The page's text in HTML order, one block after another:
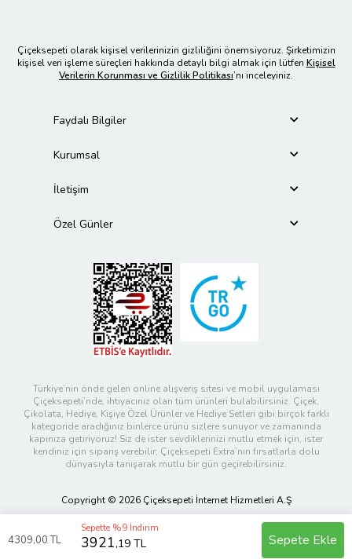
4309,00 TL
Sepette %9 İndirim
3921,19 TL Sepete Ekle
Çiçeksepeti olarak kişisel verilerinizin gizliliğini önemsiyoruz. Şirketimizin
kişisel veri işleme süreçleri hakkında detaylı bilgi almak için lütfen Kişisel
Verilerin Korunması ve Gizlilik Politikası’nı inceleyiniz.
Faydalı Bilgiler
Kurumsal
İletişim
Özel Günler
Türkiye’nin önde gelen online alışveriş sitesi ve mobil uygulaması
Çiçeksepeti’nde, ihtiyacınız olan tüm ürünleri bulabilirsiniz. Çiçek,
Çikolata, Hediye, Kişiye Özel Ürünler ve Hediye Setleri gibi birçok farklı
kategoride aradığınız binlerce ürünü sizlere sunuyor ve zamanında
kapınıza getiriyoruz! Siz de ister sevdiklerinizi mutlu etmek için, ister
kendiniz için sipariş verebilir; Çiçeksepeti Extra’nın fırsatlarla dolu
dünyasıyla tanışarak mutlu bir gün geçirebilirsiniz.
Copyright © 2026 Çiçeksepeti İnternet Hizmetleri A.Ş